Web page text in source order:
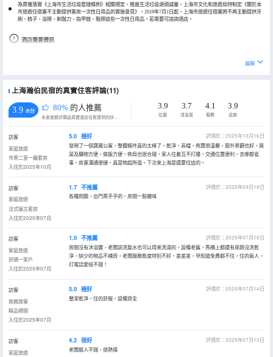
為貫徹落實《上海市生活垃圾管理條例》相關規定，推進生活垃圾源頭減量，上海市文化和旅遊局特制定《關於本
市旅遊住宿業不主動提供客房一次性日用品的實施意見》，2019年7月1日起，上海市旅遊住宿業將不再主動提供牙
刷、梳子、浴擦、剃鬚刀、指甲銼、鞋擦這些一次性日用品。若需要可諮詢酒店。
酒店重要資訊
展開
上海瀚伯民宿的真實住客評論(11)
3.9 /5分 80% 的人推薦
永安旅遊評價由真實酒店住客提供的評價。
3.9
位置
3.7
清潔度
4.1
服務
3.9
設施
訪客
家庭旅遊
市景二室一廳套房
入住於2025年10月
5.0 極好
評價於：2025年10月16日
發現了一個寶藏公寓，整體條件真的太棒了，乾淨，高檔，佈置很温馨，窗外景觀也好，買
菜及購物方便，做飯方便，佈局也很合理，家人住着互不打擾，交通位置便利，去哪都省
事。房東溝通便捷，真是物超所值。下次來上海是還要住這的。
訪客
家庭旅遊
法式復古套房
入住於2025年07月
1.7 不推薦
評價於：2025年09月18日
各種問題，出門黑乎乎的，房間一股黴味
訪客
家庭旅遊
舒適一室戶
入住於2025年07月
1.0 不推薦
評價於：2025年07月16日
房間沒有沐浴露，老闆説洗髮水也可以用來洗澡的，設備老舊，馬桶上都還有尿跡沒洗乾
淨，缺少的物品不補齊，老闆服務態度特別不好，差差差，早知道免費都不住，住的氣人，
打電話愛搭不理！
訪客
商務旅客
精品標間
入住於2025年07月
5.0 極好
評價於：2025年07月14日
整潔乾淨，住的舒服，設備齊全
訪客
家庭旅遊
4.2 很好
評價於：2025年07月13日
老闆娘人不錯，很熱情